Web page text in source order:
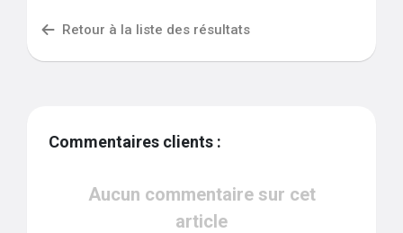
Retour à la liste des résultats
Commentaires clients :
Aucun commentaire sur cet
article